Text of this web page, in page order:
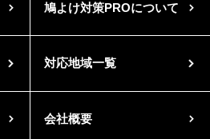
鳩よけ対策PROについて
対応地域一覧
会社概要